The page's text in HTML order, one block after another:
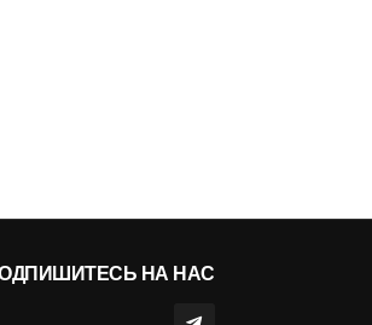
НА НАС